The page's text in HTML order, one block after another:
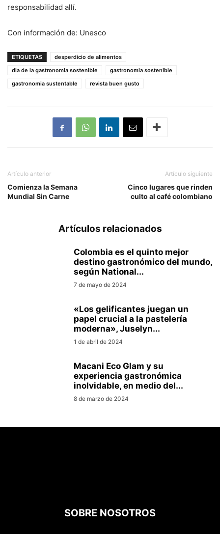
responsabilidad allí.
Con información de: Unesco
ETIQUETAS
desperdicio de alimentos
dia de la gastronomia sostenible
gastronomia sostenible
gastronomia sustentable
revista buen gusto
Artículo anterior
Comienza la Semana
Mundial Sin Carne
Artículo siguiente
Cinco lugares que rinden
culto al café colombiano
Artículos relacionados
Colombia es el quinto mejor
destino gastronómico del mundo,
según National...
7 de mayo de 2024
«Los gelificantes juegan un
papel crucial a la pastelería
moderna», Juselyn...
1 de abril de 2024
Macani Eco Glam y su
experiencia gastronómica
inolvidable, en medio del...
8 de marzo de 2024
SOBRE NOSOTROS